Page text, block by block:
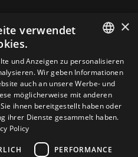
ENGLISH
ROMANIAN
×
verwendet
und Anzeigen zu personalisieren
Wir geben Informationen
auch an unsere Werbe- und
möglicherweise mit anderen
ihnen bereitgestellt haben oder
ihrer Dienste gesammelt haben.
Policy
PERFORMANCE